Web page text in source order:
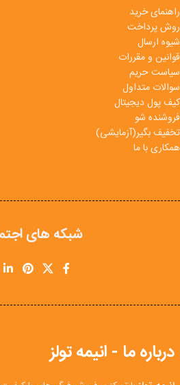
راهنمای خرید
روش پرداخت
شیوه ارسال
قوانین و مقررات
سیاست حریم
سوالات متداول
کیف پول دیجیتال
فروشنده شو
تخفیف بگیر(آزمایشی)
همکاری با ما
شبکه های
درباره ما - انیمه تولز